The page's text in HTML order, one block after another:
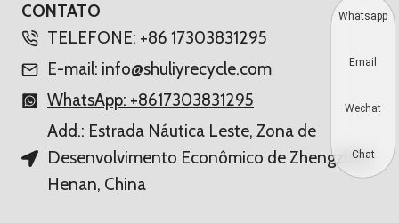
CONTATO
TELEFONE: +86 17303831295
E-mail: info@shuliyrecycle.com
WhatsApp: +8617303831295
Add.: Estrada Náutica Leste, Zona de
Desenvolvimento Econômico de Zhengzhou,
Henan, China
Whatsapp
Email
Wechat
Chat